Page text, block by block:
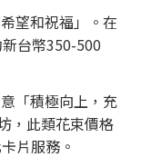
望和祝福」。在
台幣350-500
「積極向上，充
，此類花束價格
片服務。